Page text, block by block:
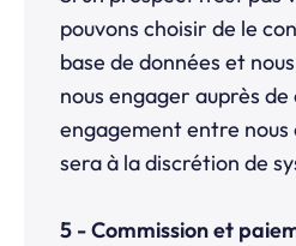
pouvons choisir de le
base de données et
nous engager auprès
engagement entre
sera à la discrétion de
5 - Commission et